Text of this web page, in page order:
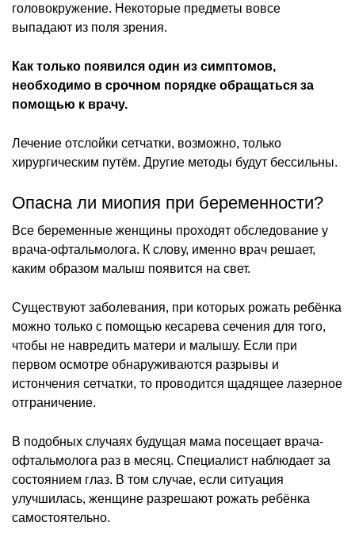
головокружение. Некоторые предметы вовсе
выпадают из поля зрения.
Как только появился один из симптомов,
необходимо в срочном порядке обращаться за
помощью к врачу.
Лечение отслойки сетчатки, возможно, только
хирургическим путём. Другие методы будут бессильны.
Опасна ли миопия при беременности?
Все беременные женщины проходят обследование у
врача-офтальмолога. К слову, именно врач решает,
каким образом малыш появится на свет.
Существуют заболевания, при которых рожать ребёнка
можно только с помощью кесарева сечения для того,
чтобы не навредить матери и малышу. Если при
первом осмотре обнаруживаются разрывы и
истончения сетчатки, то проводится щадящее лазерное
отграничение.
В подобных случаях будущая мама посещает врача-
офтальмолога раз в месяц. Специалист наблюдает за
состоянием глаз. В том случае, если ситуация
улучшилась, женщине разрешают рожать ребёнка
самостоятельно.